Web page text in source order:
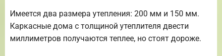
Имеется два размера утепления: 200 мм и 150 мм.
Каркасные дома с толщиной утеплителя двести
миллиметров получаются теплее, но стоят дороже.